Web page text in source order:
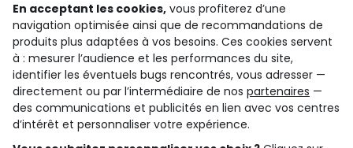
qui sommes-nous ?
besoin d'aide ?
le club fidélité
notre catalogue
En acceptant les cookies, vous profiterez d’une
navigation optimisée ainsi que de recommandations de
produits plus adaptées à vos besoins. Ces cookies servent
à : mesurer l’audience et les performances du site,
identifier les éventuels bugs rencontrés, vous adresser —
directement ou par l’intermédiaire de nos partenaires —
des communications et publicités en lien avec vos centres
d’intérêt et personnaliser votre expérience.